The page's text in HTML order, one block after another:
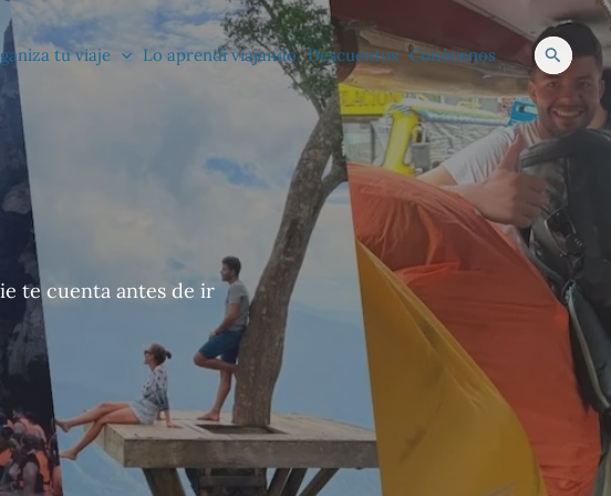
tu viaje Lo aprendí viajando Descuentos Conócenos Buscar
te cuenta antes de ir